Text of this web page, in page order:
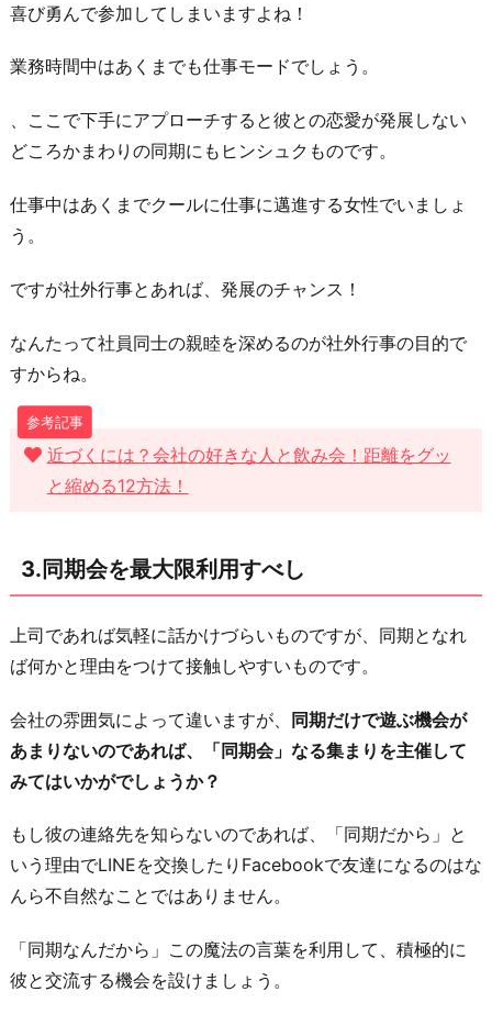
彼
と
共
通
趣
探
せ！
5.
彼
と
二
人
り
に
れ
る
機
会
を
る
べ
し
頼
み
喜び勇んで参加してしまいますよね！
業務時間中はあくまでも仕事モードでしょう。
、ここで下手にアプローチすると彼との恋愛が発展しない
どころかまわりの同期にもヒンシュクものです。
仕事中はあくまでクールに仕事に邁進する女性でいましょ
う。
ですが社外行事とあれば、発展のチャンス！
なんたって社員同士の親睦を深めるのが社外行事の目的で
すからね。
近づくには？会社の好きな人と飲み会！距離をグッ
と縮める12方法！
3.同期会を最大限利用すべし
上司であれば気軽に話かけづらいものですが、同期となれ
ば何かと理由をつけて接触しやすいものです。
会社の雰囲気によって違いますが、 同期だけで遊ぶ機会が
あまりないのであれば、「同期会」なる集まりを主催して
みてはいかがでしょうか？
もし彼の連絡先を知らないのであれば、「同期だから」と
いう理由でLINEを交換したりFacebookで友達になるのはな
んら不自然なことではありません。
「同期なんだから」この魔法の言葉を利用して、積極的に
彼と交流する機会を設けましょう。